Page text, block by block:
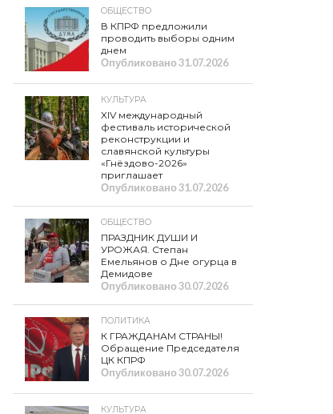
ОБЩЕСТВО
В КПРФ предложили
проводить выборы одним
днем
Опубликовано31.07.2026
КУЛЬТУРА
XIV международный
фестиваль исторической
реконструкции и
славянской культуры
«Гнёздово-2026»
приглашает
Опубликовано31.07.2026
ОБЩЕСТВО
ПРАЗДНИК ДУШИ И
УРОЖАЯ. Степан
Емельянов о Дне огурца в
Демидове
Опубликовано30.07.2026
ПОЛИТИКА
К ГРАЖДАНАМ СТРАНЫ!
Обращение Председателя
ЦК КПРФ
Опубликовано30.07.2026
КУЛЬТУРА